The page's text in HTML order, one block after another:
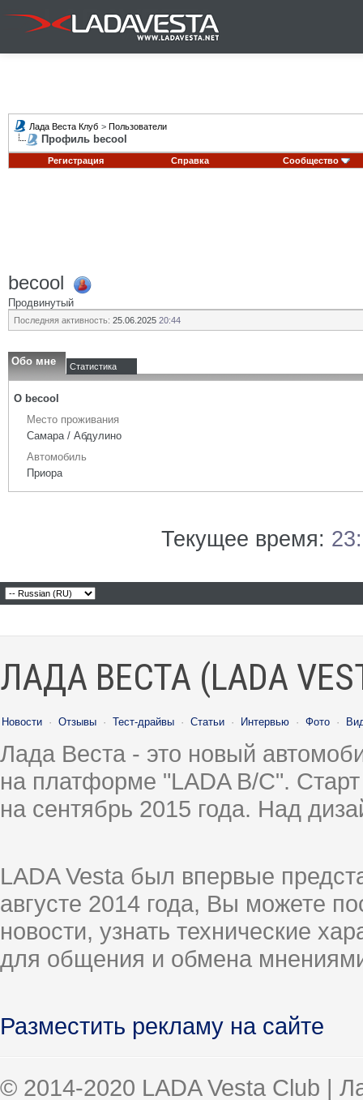
Лада Веста Клуб > Пользователи
Профиль becool
Регистрация Справка Сообщество
becool
Продвинутый
Последняя активность: 25.06.2025 20:44
Обо мне Статистика
О becool
Место проживания
Самара / Абдулино
Автомобиль
Приора
Текущее время:
ЛАДА ВЕСТА (LADA
Новости · Отзывы · Тест-драйвы · Статьи · Интервью · Фото ·
Лада Веста - это новый
на платформе "LADA B/C".
на сентябрь 2015 года. Над
LADA Vesta был впервые
августе 2014 года, Вы можете
новости, узнать технические
для общения и обмена
Разместить рекламу на сайте
© 2014-2020 LADA Vesta Club |